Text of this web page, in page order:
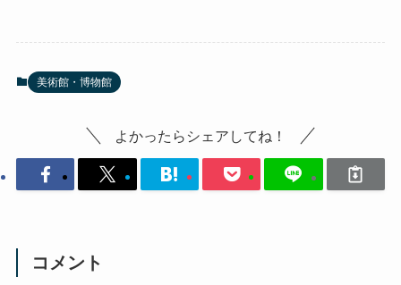
美術館・博物館
よかったらシェアしてね！
コメント